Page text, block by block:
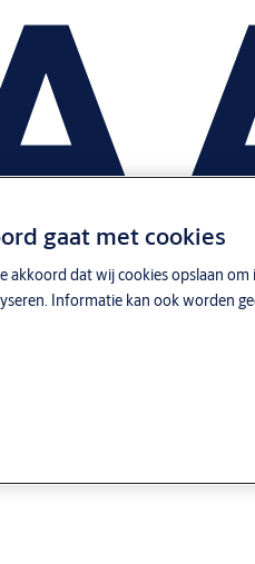
gaat met cookies
akkoord dat wij cookies opslaan
Informatie kan ook worden